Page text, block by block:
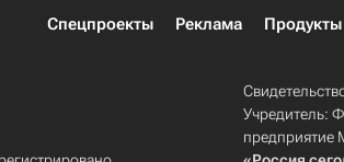
Спецпроекты
Реклама
Учредитель:
предприятие